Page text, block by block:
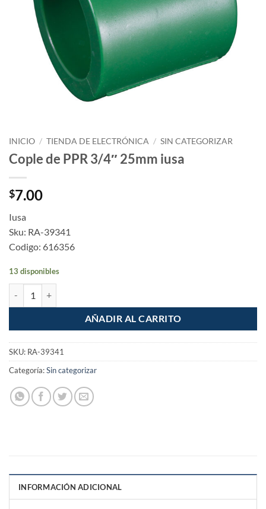
INICIO / TIENDA DE ELECTRÓNICA / SIN CATEGORIZAR
Cople de PPR 3/4″ 25mm iusa
$7.00
Iusa
Sku: RA-39341
Codigo: 616356
13 disponibles
AÑADIR AL CARRITO
SKU: RA-39341
Categoría:Sin categorizar
INFORMACIÓN ADICIONAL